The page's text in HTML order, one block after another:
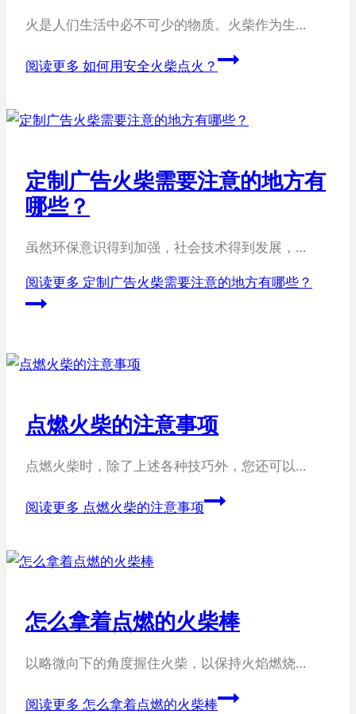
火是人们生活中必不可少的物质。火柴作为生…
阅读更多 如何用安全火柴点火？
定制广告火柴需要注意的地方有
哪些？
虽然环保意识得到加强，社会技术得到发展，…
阅读更多 定制广告火柴需要注意的地方有哪些？
点燃火柴的注意事项
点燃火柴时，除了上述各种技巧外，您还可以…
阅读更多 点燃火柴的注意事项
怎么拿着点燃的火柴棒
以略微向下的角度握住火柴，以保持火焰燃烧…
阅读更多 怎么拿着点燃的火柴棒